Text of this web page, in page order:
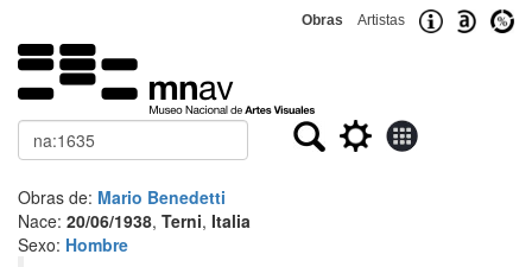
Obras Artistas
Buscar
Obras de: Mario Benedetti
Nace: 20/06/1938, Terni, Italia
Sexo: Hombre